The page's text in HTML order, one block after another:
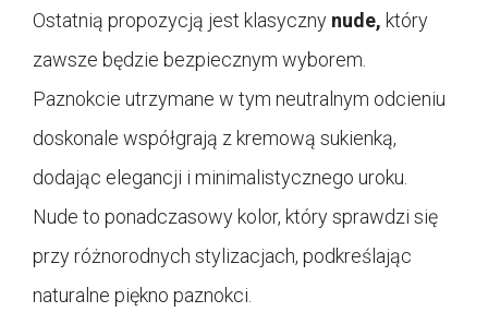
Ostatnią propozycją jest klasyczny nude, który
zawsze będzie bezpiecznym wyborem.
Paznokcie utrzymane w tym neutralnym odcieniu
doskonale współgrają z kremową sukienką,
dodając elegancji i minimalistycznego uroku.
Nude to ponadczasowy kolor, który sprawdzi się
przy różnorodnych stylizacjach, podkreślając
naturalne piękno paznokci.